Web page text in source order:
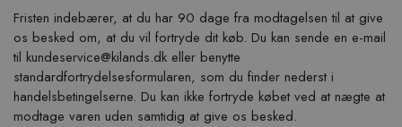
Fristen indebærer, at du har 90 dage fra modtagelsen til at give
os besked om, at du vil fortryde dit køb. Du kan sende en e-mail
til kundeservice@kilands.dk eller benytte
standardfortrydelsesformularen, som du finder nederst i
handelsbetingelserne. Du kan ikke fortryde købet ved at nægte at
modtage varen uden samtidig at give os besked.